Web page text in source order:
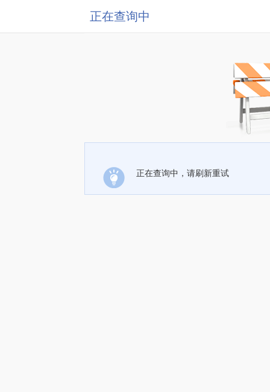
正在查询中
正在查询中，请刷新重试